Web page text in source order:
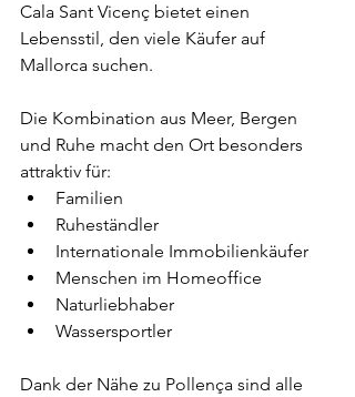
Cala Sant Vicenç bietet einen
Lebensstil, den viele Käufer auf
Mallorca suchen.
Die Kombination aus Meer, Bergen
und Ruhe macht den Ort besonders
attraktiv für:
Familien
Ruheständler
Internationale Immobilienkäufer
Menschen im Homeoffice
Naturliebhaber
Wassersportler
Dank der Nähe zu Pollença sind alle